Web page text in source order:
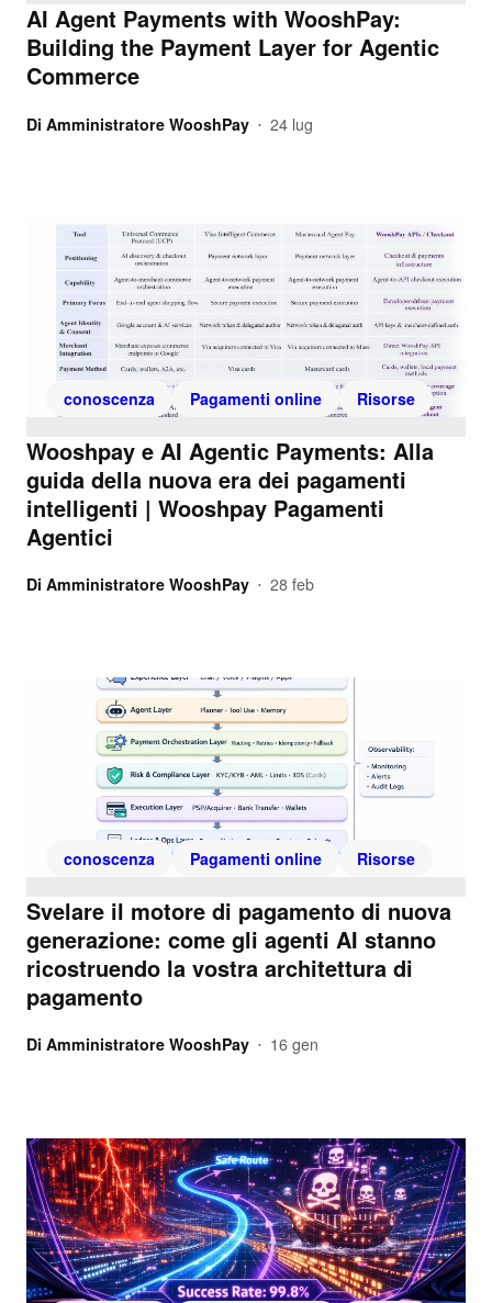
AI Agent Payments with WooshPay:
Building the Payment Layer for Agentic
Commerce
Di Amministratore WooshPay • 24 lug
conoscenza Pagamenti online Risorse
Wooshpay e AI Agentic Payments: Alla
guida della nuova era dei pagamenti
intelligenti | Wooshpay Pagamenti
Agentici
Di Amministratore WooshPay • 28 feb
conoscenza Pagamenti online Risorse
Svelare il motore di pagamento di nuova
generazione: come gli agenti AI stanno
ricostruendo la vostra architettura di
pagamento
Di Amministratore WooshPay • 16 gen